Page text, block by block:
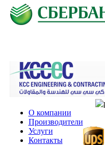
О компании
Производители
Услуги
Контакты